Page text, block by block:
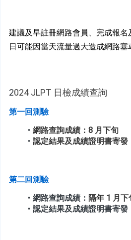
建議及早註冊網路會員、完成報
日可能因當天流量過大造成網路塞
2024 JLPT 日檢成績查詢
第一回測驗
網路查詢成績：8 月下旬
認定結果及成績證明書寄發
第二回測驗
網路查詢成績： 隔年 1 月下
認定結果及成績證明書寄發